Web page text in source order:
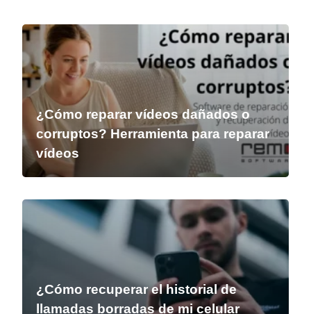
¿Cómo reparar vídeos dañados o
corruptos? Herramienta para reparar
vídeos
¿Cómo recuperar el historial de
llamadas borradas de mi celular